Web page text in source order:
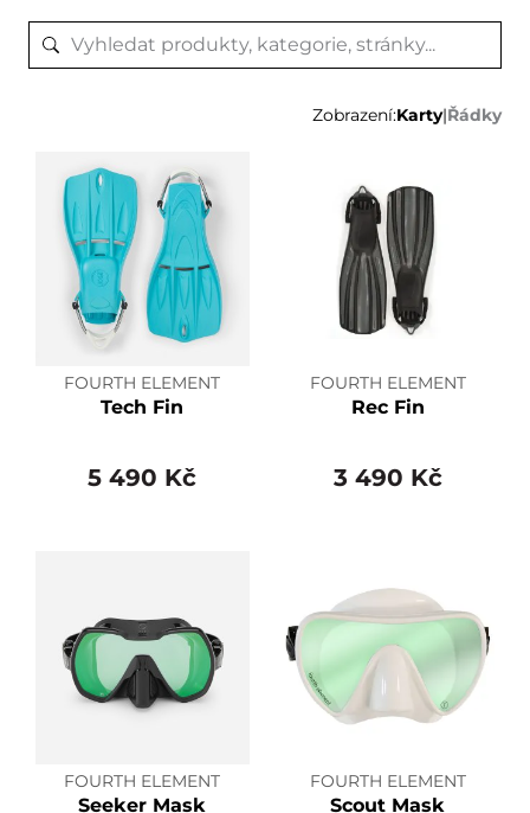
Zobrazení:Karty|Řádky
FOURTH ELEMENT
Tech Fin
5 490 Kč
FOURTH ELEMENT
Rec Fin
3 490 Kč
FOURTH ELEMENT
Seeker Mask
FOURTH ELEMENT
Scout Mask